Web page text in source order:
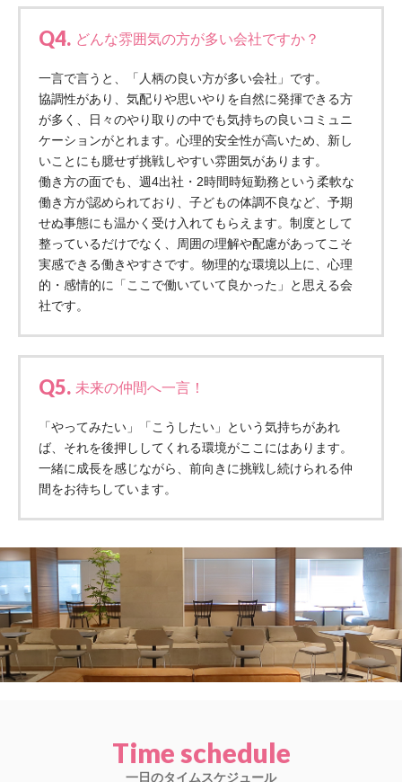
海外
海外グループ会社
美迪克（上海）商务咨询有限公司
共生（大連）商務諮詢有限公司
台灣善合股份有限公司
Angkor-Japan Friendship International Hospital
クヴィアン小学校・カンボジア日本友好共生クヴ
ィアン中学校
カンボジア日本友好技術教育センター
NGO共生の家
G-COM JOINT STOCK COMPANY
広州谷豊園
Q4. どんな雰囲気の方が多い会社ですか？
一言で言うと、「人柄の良い方が多い会社」です。
協調性があり、気配りや思いやりを自然に発揮できる方
が多く、日々のやり取りの中でも気持ちの良いコミュニ
ケーションがとれます。心理的安全性が高いため、新し
いことにも臆せず挑戦しやすい雰囲気があります。
働き方の面でも、週4出社・2時間時短勤務という柔軟な
働き方が認められており、子どもの体調不良など、予期
せぬ事態にも温かく受け入れてもらえます。制度として
整っているだけでなく、周囲の理解や配慮があってこそ
実感できる働きやすさです。物理的な環境以上に、心理
的・感情的に「ここで働いていて良かった」と思える会
社です。
Q5. 未来の仲間へ一言！
「やってみたい」「こうしたい」という気持ちがあれ
ば、それを後押ししてくれる環境がここにはあります。
一緒に成長を感じながら、前向きに挑戦し続けられる仲
間をお待ちしています。
Time schedule
一日のタイムスケジュール